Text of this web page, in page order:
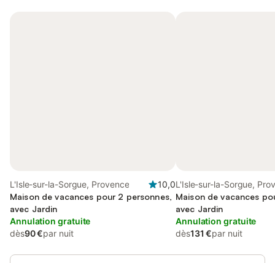
L'Isle-sur-la-Sorgue, Provence
10,0
Maison de vacances pour 2 personnes,
avec Jardin
Annulation gratuite
dès90 €par nuit
L'Isle-sur-la-Sorgue,
Maison de vacances
avec Jardin
Annulation gratuite
dès131 €par nuit